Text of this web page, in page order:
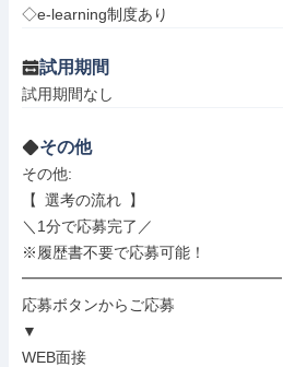
◇e-learning制度あり
試用期間
試用期間なし
その他
その他:
【 選考の流れ 】
＼1分で応募完了／
※履歴書不要で応募可能！
━━━━━━━━━━━━━━━━━
応募ボタンからご応募
▼
WEB面接